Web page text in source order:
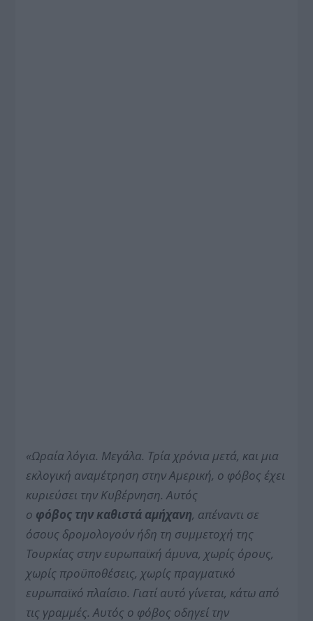
«Ωραία λόγια. Μεγάλα. Τρία χρόνια μετά, και μια
εκλογική αναμέτρηση στην Αμερική, ο φόβος έχει
κυριεύσει την Κυβέρνηση. Αυτός
ο φόβος την καθιστά αμήχανη, απέναντι σε
όσους δρομολογούν ήδη τη συμμετοχή της
Τουρκίας στην ευρωπαϊκή άμυνα, χωρίς όρους,
χωρίς προϋποθέσεις, χωρίς πραγματικό
ευρωπαϊκό πλαίσιο. Γιατί αυτό γίνεται, κάτω από
τις γραμμές. Αυτός ο φόβος οδηγεί την